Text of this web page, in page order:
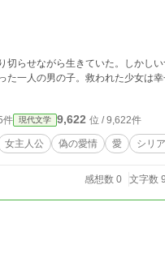
切らせながら生きていた。しかし
た一人の男の子。救われた少女は
件 現代文学 9,622 位 / 9,622件
女主人公 偽の愛情 愛 シリ
感想数 0 文字数